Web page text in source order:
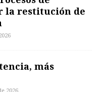
la restitución de
más